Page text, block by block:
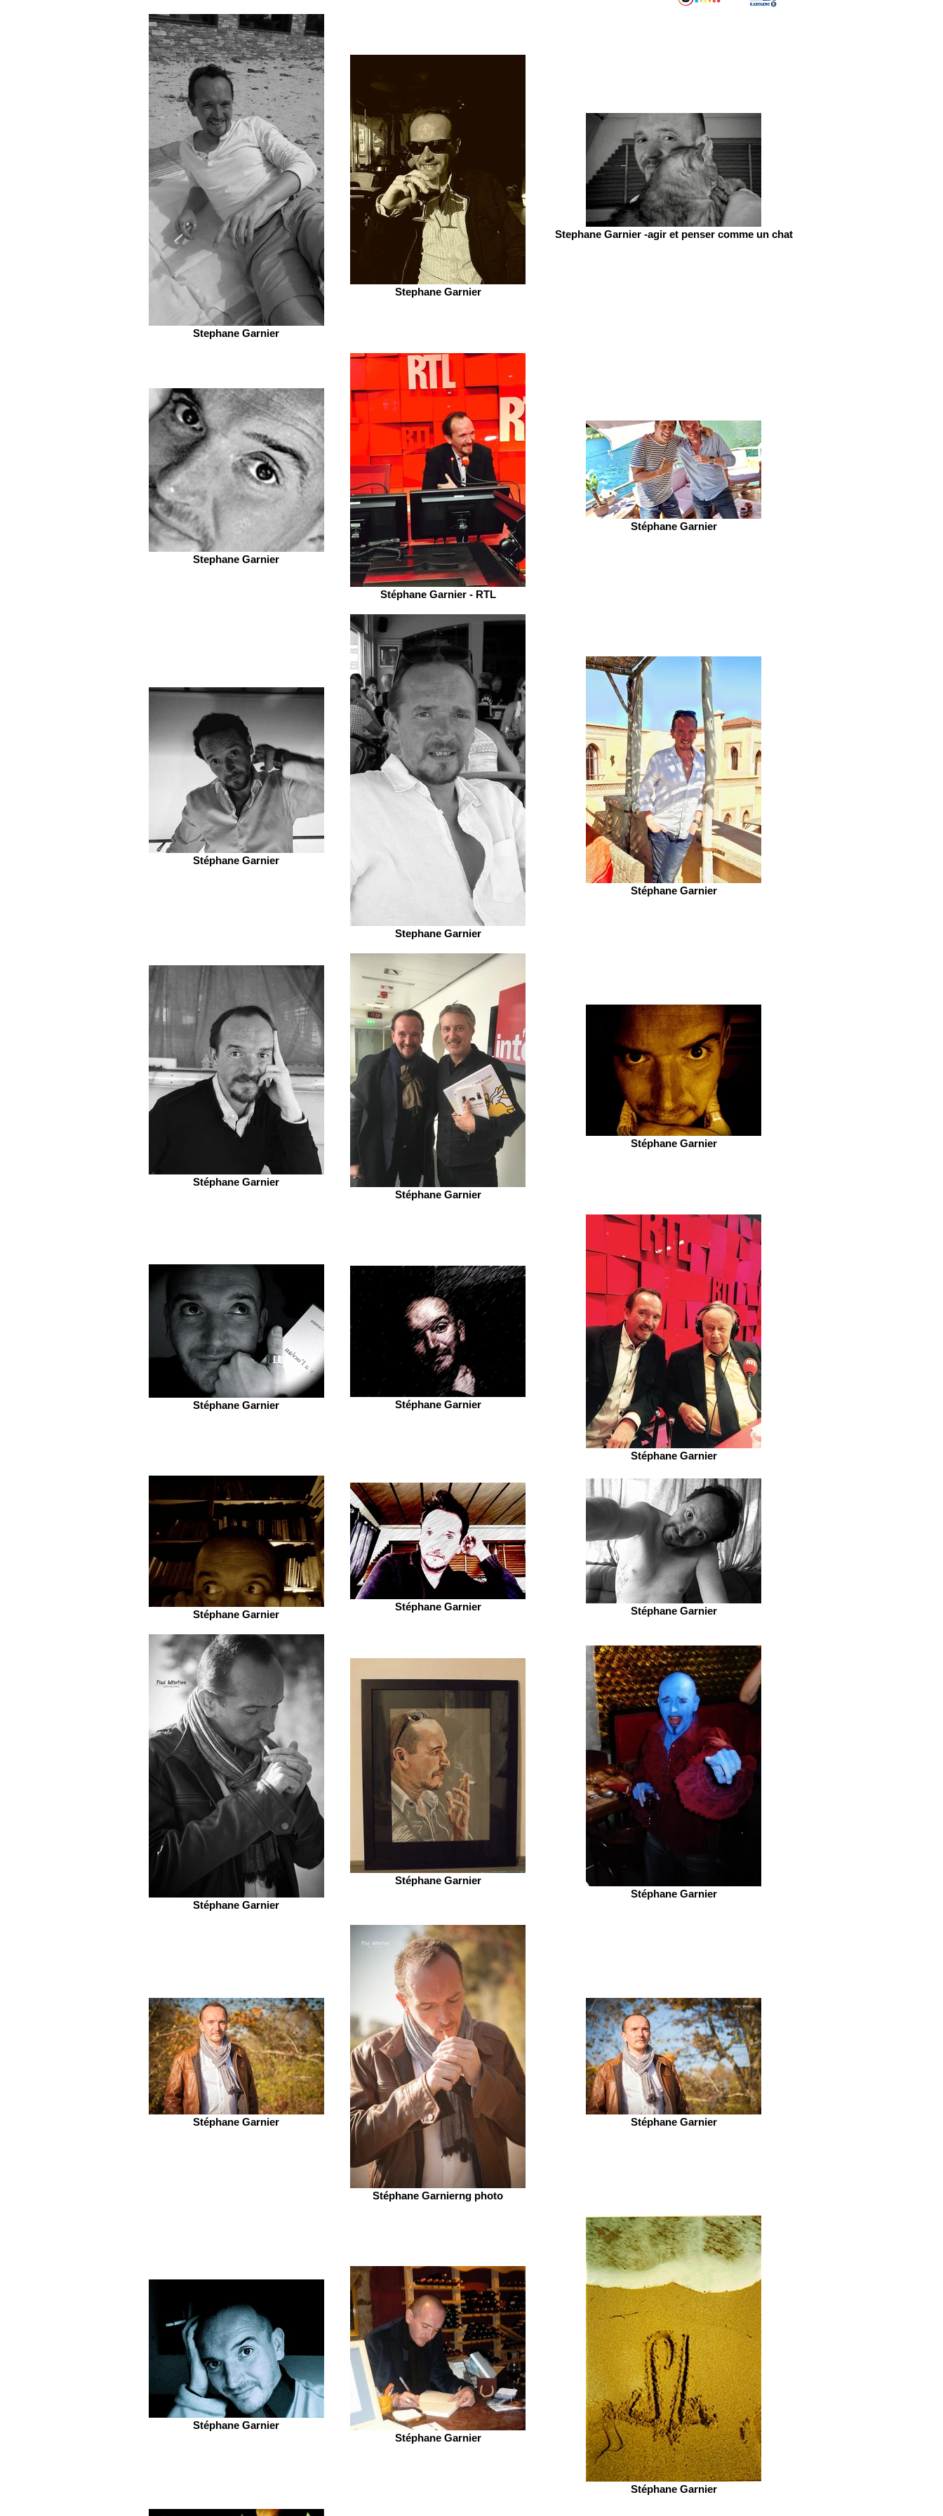
Stephane Garnier
Stephane Garnier
Stephane Garnier -agir et penser comme un chat
Stephane Garnier
Stéphane Garnier - RTL
Stéphane Garnier
Stéphane Garnier
Stephane Garnier
Stéphane Garnier
Stéphane Garnier
Stéphane Garnier
Stéphane Garnier
Stéphane Garnier Stéphane Garnier
Stéphane Garnier
Stéphane Garnier
Stéphane Garnier Stéphane Garnier
Stéphane Garnier
Stéphane Garnier
Stéphane Garnier
Stéphane Garnier
Stéphane Garnierng photo
Stéphane Garnier
Stéphane Garnier
Stéphane Garnier
Stéphane Garnier